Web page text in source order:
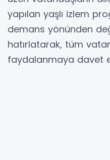
yapılan yaşlı izlem
demans yönünden
hatırlatarak, tüm
faydalanmaya davet